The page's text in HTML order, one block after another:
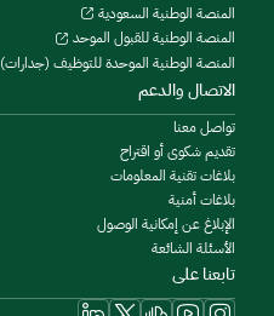
المنصة الوطنية السعودية
المنصة الوطنية للقبول الموحد
المنصة الوطنية الموحدة للتوظيف (جدارات)
الاتصال والدعم
تواصل معنا
تقديم شكوى أو اقتراح
بلاغات تقنية المعلومات
بلاغات أمنية
الإبلاغ عن إمكانية الوصول
الأسئلة الشائعة
تابعنا على